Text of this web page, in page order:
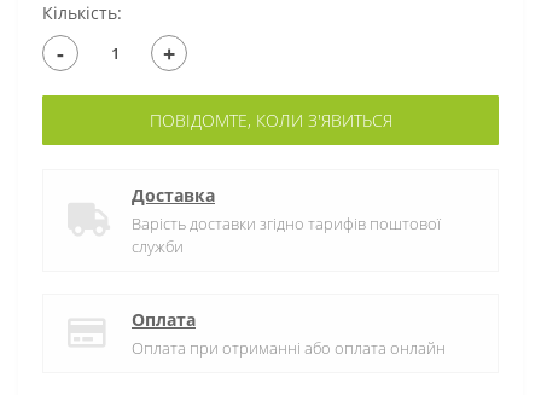
Кількість:
- +
ПОВІДОМТЕ, КОЛИ З'ЯВИТЬСЯ
Доставка
Варість доставки згідно тарифів поштової
служби
Оплата
Оплата при отриманні або оплата онлайн